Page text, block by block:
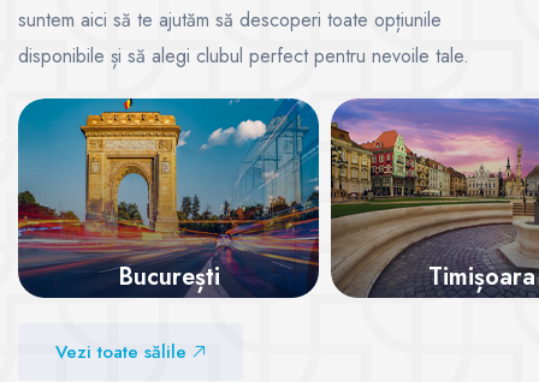
suntem aici să te ajutăm să descoperi toate opțiunile
disponibile și să alegi clubul perfect pentru nevoile tale.
București
Vezi sălile
Timișoara
Vezi toate sălile